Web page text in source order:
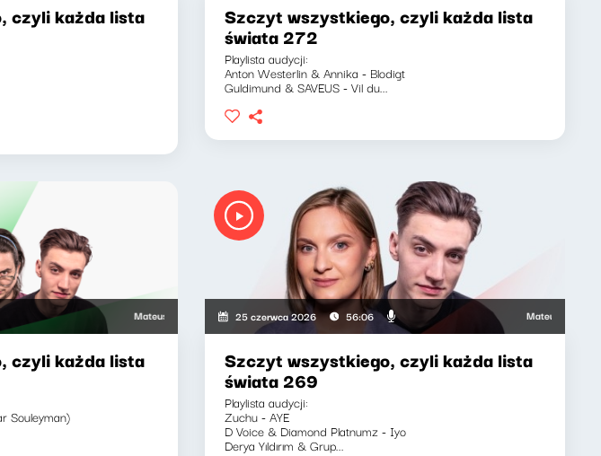
czyli każda lista Szczyt wszystkiego, czyli każda lista
świata 272
Playlista audycji:
Anton Westerlin & Annika - Blodigt
Guldimund & SAVEUS - Vil du...
Mateusz Andruszkiewicz, Marcin Mann, Zuzanna Iłenda
czyli każda lista
Souleyman)
25 czerwca 2026 56:06 Mateusz
Szczyt wszystkiego, czyli każda lista
świata 269
Playlista audycji:
Zuchu - AYE
D Voice & Diamond Platnumz - Iyo
Derya Yıldırım & Grup...